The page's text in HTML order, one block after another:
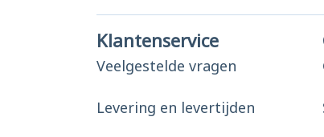
Klantenservice
Veelgestelde vragen
Levering en levertijden